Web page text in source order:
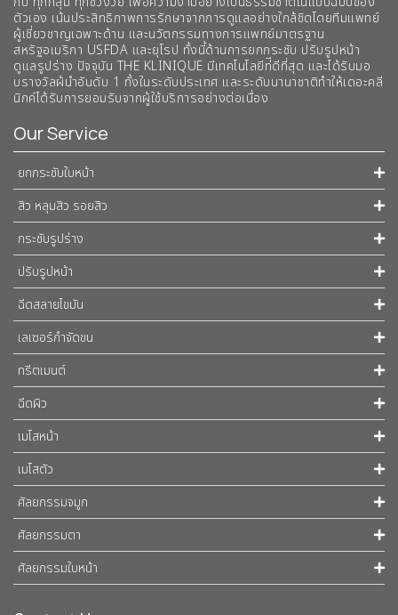
ตัวเอง เน้นประสิทธิภาพการรักษาจากการดูแลอย่างใกล้ชิดโดยทีมแพทย์
ผู้เชี่ยวชาญเฉพาะด้าน และนวัตกรรมทางการแพทย์มาตรฐาน
สหรัฐอเมริกา USFDA และยุโรป ทั้งนี้ด้านการยกกระชับ ปรับรูปหน้า
ดูแลรูปร่าง ปัจจุบัน THE KLINIQUE มีเทคโนโลยีท่ีดีที่สุด และได้รับมอ
บรางวัลผ้นำอันดับ 1 ทั้งในระดับประเทศ และระดับนานาชาติทําให้เดอะคลี
นิกค์ได้รับการยอมรับจากผู้ใช้บริการอย่างต่อเนื่อง
Our Service
ยกกระชับใบหน้า
สิว หลุมสิว รอยสิว
กระชับรูปร่าง
ปรับรูปหน้า
ฉีดสลายไขมัน
เลเซอร์กำจัดขน
ทรีตเมนต์
ฉีดผิว
เมโสหน้า
เมโสตัว
ศัลยกรรมจมูก
ศัลยกรรมตา
ศัลยกรรมใบหน้า